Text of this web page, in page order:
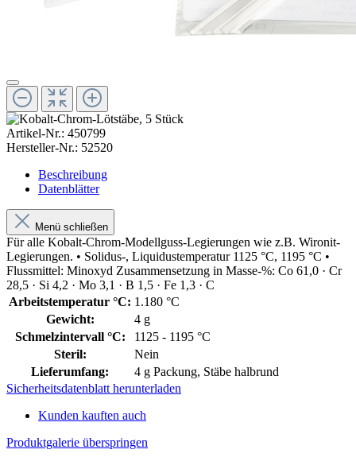
Artikel-Nr.: 450799
Hersteller-Nr.: 52520
Beschreibung
Datenblätter
Menü schließen
Für alle Kobalt-Chrom-Modellguss-Legierungen wie z.B. Wironit-
Legierungen. • Solidus-, Liquidustemperatur 1125 °C, 1195 °C •
Flussmittel: Minoxyd Zusammensetzung in Masse-%: Co 61,0 · Cr
28,5 · Si 4,2 · Mo 3,1 · B 1,5 · Fe 1,3 · C
Arbeitstemperatur °C: 1.180 °C
Gewicht:
4 g
Schmelzintervall °C:
1125 - 1195 °C
Steril:
Nein
Lieferumfang:
4 g Packung, Stäbe halbrund
Sicherheitsdatenblatt herunterladen
Kunden kauften auch
Produktgalerie überspringen